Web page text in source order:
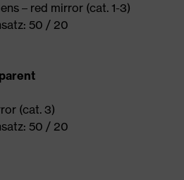
– red mirror (cat. 1-3)
50 / 20
(cat. 3)
50 / 20